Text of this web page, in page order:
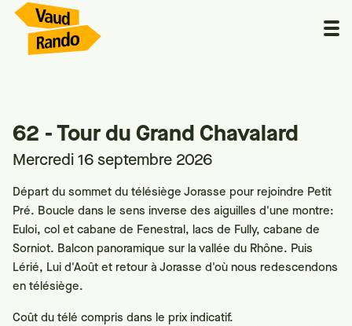
62 - Tour du Grand Chavalard
Mercredi 16 septembre 2026
Départ du sommet du télésiège Jorasse pour rejoindre Petit
Pré. Boucle dans le sens inverse des aiguilles d'une montre:
Euloi, col et cabane de Fenestral, lacs de Fully, cabane de
Sorniot. Balcon panoramique sur la vallée du Rhône. Puis
Lérié, Lui d'Août et retour à Jorasse d'où nous redescendons
en télésiège.
Coût du télé compris dans le prix indicatif.